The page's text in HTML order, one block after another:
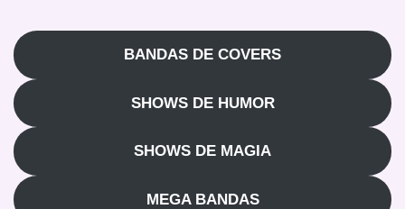
BANDAS DE COVERS
SHOWS DE HUMOR
SHOWS DE MAGIA
MEGA BANDAS